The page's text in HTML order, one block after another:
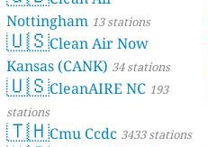
Nottingham 13 stations
🇺🇸Clean Air Now
Kansas (CANK) 34 stations
🇺🇸CleanAIRE NC 193
stations
🇹🇭Cmu Ccdc 3433 stations